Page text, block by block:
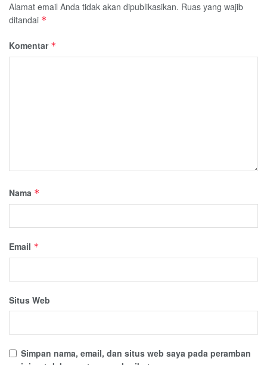
Alamat email Anda tidak akan dipublikasikan. Ruas yang wajib
ditandai *
Komentar *
Nama *
Email *
Situs Web
Simpan nama, email, dan situs web saya pada peramban